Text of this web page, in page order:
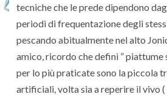
tecniche che le prede dipendono
periodi di frequentazione degli
pescando abitualmente nel alto
amico, ricordo che definì ” piattume
per lo più praticate sono la piccola
artificiali, volta sia a reperire il vivo